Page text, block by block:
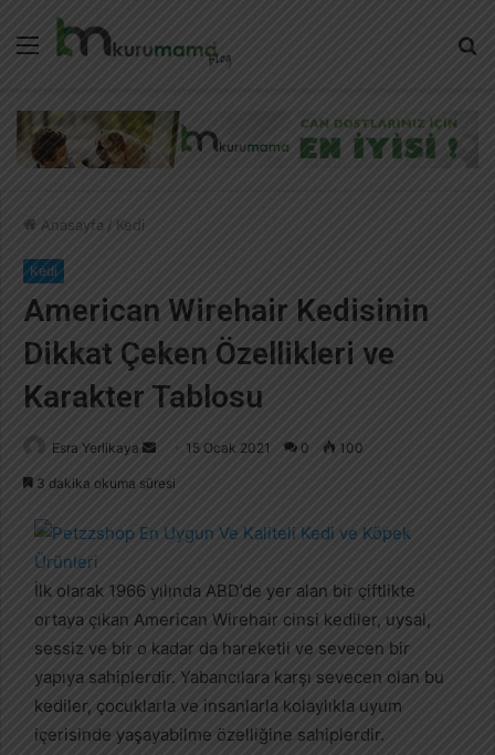
Menü
Anasayfa / Kedi
Kedi
American Wirehair Kedisinin
Dikkat Çeken Özellikleri ve
Karakter Tablosu
Esra Yerlikaya
e
t
a
g
ö
15 Ocak 2021 0 100
3 dakika okuma süresi
İlk olarak 1966 yılında ABD’de yer alan bir çiftlikte
ortaya çıkan American Wirehair cinsi kediler, uysal,
sessiz ve bir o kadar da hareketli ve sevecen bir
yapıya sahiplerdir. Yabancılara karşı sevecen olan bu
kediler, çocuklarla ve insanlarla kolaylıkla uyum
içerisinde yaşayabilme özelliğine sahiplerdir.